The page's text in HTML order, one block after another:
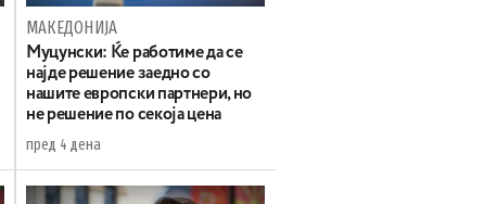
МАКЕДОНИЈА
Муцунски: Ќе работиме да се
најде решение заедно со
нашите европски партнери, но
не решение по секоја цена
пред 4 дена